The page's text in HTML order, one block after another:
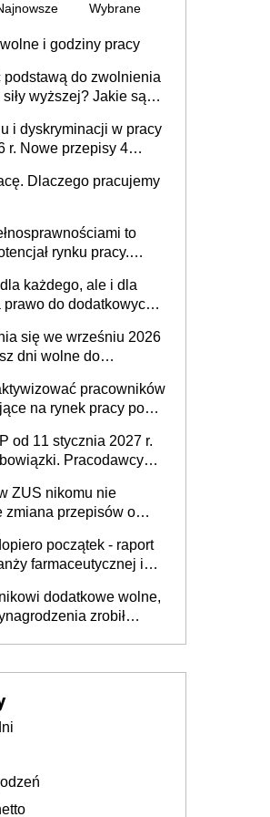
Wybrane
i godziny pracy
podstawą do zwolnienia
wyższej? Jakie są
i dyskryminacji w pracy
r. Nowe przepisy 4
Dlaczego pracujemy
to
rynku pracy.
ale bariery po
każdego, ale i dla
prawo do dodatkowych
się we wrześniu 2026
dni wolne do
pracowników
na rynek pracy po
Powstanie Fundusz
w Zatrudnianiu?
od 11 stycznia 2027 r.
Pracodawcy
ZUS nikomu nie
zmiana przepisów o
początek - raport
farmaceutycznej i
dodatkowe wolne,
zrobił